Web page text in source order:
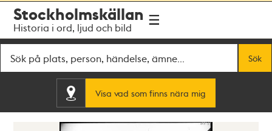
navigationen
huvudinnehållet
Stockholmskällan
Historia i ord, ljud och bild
Sök
Visa vad som finns nära mig